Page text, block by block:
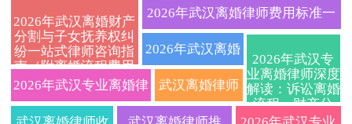
读：武汉离婚
流程、费用标
准及财产分
师收费标准及离婚流
程详解，财产分割、
抚养权争夺、离婚协
议避坑指南
婚律师必看：协
婚全流程详解、
收费标准及财产
2026年武汉离婚财产
分割与子女抚养权纠
纷一站式律师咨询指
南（附离婚流程费用
详解）
2026年武汉离婚律师费用标准一
览！权威婚姻家事律师在线免费
咨询，10秒获取诉讼/协议离婚财
产分割抚养权解决方案
2026年武汉离婚
律师在线咨询：
专业婚姻家事律
2026年武汉专业离婚律
师在线解答：洪山区、
武汉离婚律师
深度解析2026
2026年武汉专
业离婚律师深度
解读：诉讼离婚
流程、财产分
割、子女抚养权